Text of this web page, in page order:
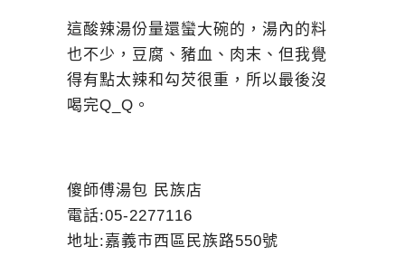
這酸辣湯份量還蠻大碗的，湯內的料
也不少，豆腐、豬血、肉末、但我覺
得有點太辣和勾芡很重，所以最後沒
喝完Q_Q。
傻師傅湯包 民族店
電話:05-2277116
地址:嘉義市西區民族路550號